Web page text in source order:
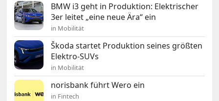
BMW i3 geht in Produktion: Elektrischer
3er leitet „eine neue Ära“ ein
in Mobilität
Škoda startet Produktion seines größten
Elektro-SUVs
in Mobilität
norisbank führt Wero ein
in Fintech